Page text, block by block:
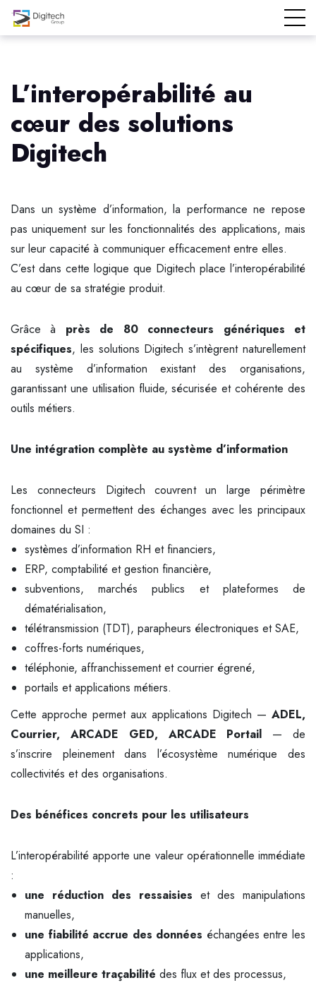
L’interopérabilité au
cœur des solutions
Digitech
Dans un système d’information, la performance ne repose
pas uniquement sur les fonctionnalités des applications, mais
sur leur capacité à communiquer efficacement entre elles.
C’est dans cette logique que Digitech place l’interopérabilité
au cœur de sa stratégie produit.
Grâce à près de 80 connecteurs génériques et
spécifiques, les solutions Digitech s’intègrent naturellement
au système d’information existant des organisations,
garantissant une utilisation fluide, sécurisée et cohérente des
outils métiers.
Une intégration complète au système d’information
Les connecteurs Digitech couvrent un large périmètre
fonctionnel et permettent des échanges avec les principaux
domaines du SI :
systèmes d’information RH et financiers,
ERP, comptabilité et gestion financière,
subventions, marchés publics et plateformes de
dématérialisation,
télétransmission (TDT), parapheurs électroniques et SAE,
coffres-forts numériques,
téléphonie, affranchissement et courrier égrené,
portails et applications métiers.
Cette approche permet aux applications Digitech — ADEL,
Courrier, ARCADE GED, ARCADE Portail — de
s’inscrire pleinement dans l’écosystème numérique des
collectivités et des organisations.
Des bénéfices concrets pour les utilisateurs
L’interopérabilité apporte une valeur opérationnelle immédiate
:
une réduction des ressaisies et des manipulations
manuelles,
une fiabilité accrue des données échangées entre les
applications,
une meilleure traçabilité des flux et des processus,